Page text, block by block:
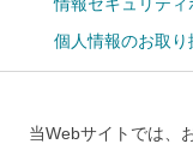
個人情報のお取り
当Webサイトでは、